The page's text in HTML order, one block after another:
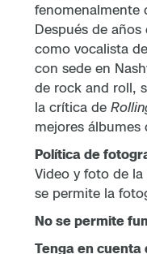
fenomenalmente
Después de
como vocalista
con sede en
de rock and roll,
la crítica de
mejores álbumes
Política de
Video y foto de
se permite la
No se permite
Tenga en